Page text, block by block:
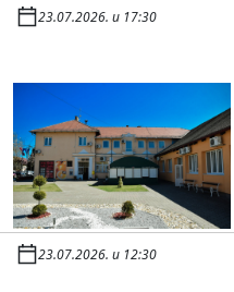
23.07.2026. u 17:30
23.07.2026. u 12:30